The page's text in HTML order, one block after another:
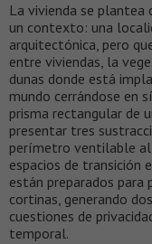
La vivienda se
un contexto: una
arquitectónica, pero
entre viviendas, la
dunas donde está
mundo cerrándose en
prisma rectangular de
presentar tres
perímetro ventilable
espacios de transición
están preparados
cortinas, generando
cuestiones de
temporal.